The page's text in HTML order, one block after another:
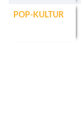
POP-KULTUR